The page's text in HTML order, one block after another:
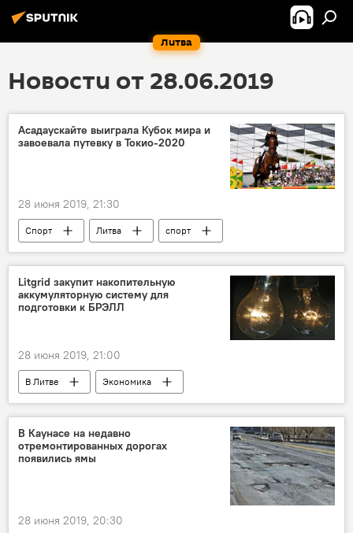
Литва
Новости от 28.06.2019
Асадаускайте выиграла Кубок мира и
завоевала путевку в Токио-2020
28 июня 2019, 21:30
Спорт Литва спорт
Litgrid закупит накопительную
аккумуляторную систему для
подготовки к БРЭЛЛ
28 июня 2019, 21:00
В Литве
Экономика
Энергетика. LIVE
Литва
Litgrid
аккумулятор
Энергостратегия Литвы и выход из БРЭЛЛ
В Каунасе на недавно
отремонтированных дорогах
появились ямы
28 июня 2019, 20:30